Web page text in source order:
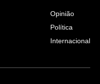
Opinião
Política
Internacional